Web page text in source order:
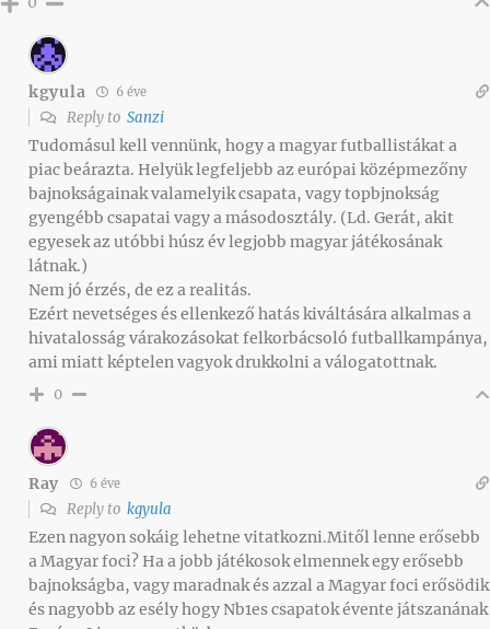
kgyula 6 éve
Reply to Sanzi
Tudomásul kell vennünk, hogy a magyar futballistákat a
piac beárazta. Helyük legfeljebb az európai középmezőny
bajnokságainak valamelyik csapata, vagy topbjnokság
gyengébb csapatai vagy a másodosztály. (Ld. Gerát, akit
egyesek az utóbbi húsz év legjobb magyar játékosának
látnak.)
Nem jó érzés, de ez a realitás.
Ezért nevetséges és ellenkező hatás kiváltására alkalmas a
hivatalosság várakozásokat felkorbácsoló futballkampánya,
ami miatt képtelen vagyok drukkolni a válogatottnak.
0
Ray 6 éve
Reply to kgyula
Ezen nagyon sokáig lehetne vitatkozni.Mitől lenne erősebb
a Magyar foci? Ha a jobb játékosok elmennek egy erősebb
bajnokságba, vagy maradnak és azzal a Magyar foci erősödik
és nagyobb az esély hogy Nb1es csapatok évente játszanának